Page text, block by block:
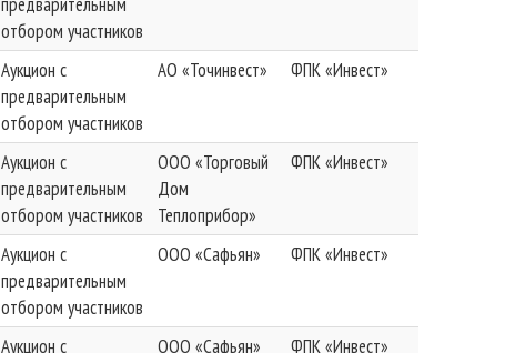
отбором участников
Аукцион с
предварительным
отбором участников
АО «Точинвест» ФПК «Инвест»
Аукцион с
предварительным
отбором участников
ООО «Торговый
Дом
Теплоприбор»
ФПК «Инвест»
Аукцион с
предварительным
отбором участников
ООО «Сафьян» ФПК «Инвест»
Аукцион с
ООО «Сафьян» ФПК «Инвест»